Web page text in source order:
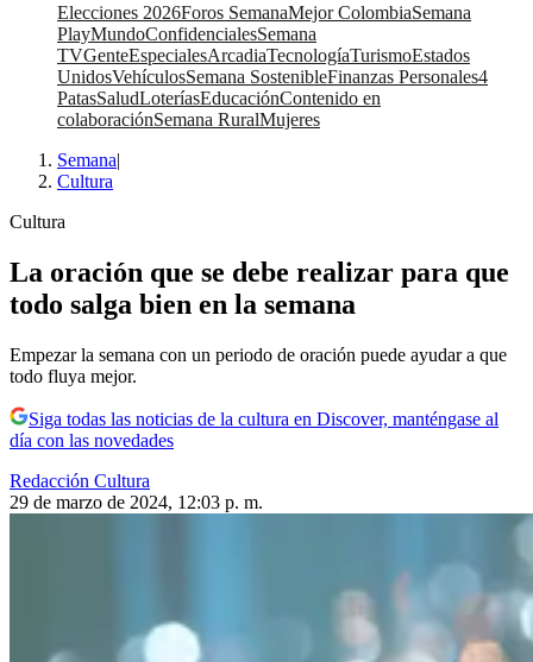
Elecciones 2026Foros SemanaMejor ColombiaSemana
PlayMundoConfidencialesSemana
TVGenteEspecialesArcadiaTecnologíaTurismoEstados
UnidosVehículosSemana SostenibleFinanzas Personales4
PatasSaludLoteríasEducaciónContenido en
colaboraciónSemana RuralMujeres
Semana|
Cultura
Cultura
La oración que se debe realizar para que
todo salga bien en la semana
Empezar la semana con un periodo de oración puede ayudar a que
todo fluya mejor.
Siga todas las noticias de la cultura en Discover, manténgase al
día con las novedades
Redacción Cultura
29 de marzo de 2024, 12:03 p. m.